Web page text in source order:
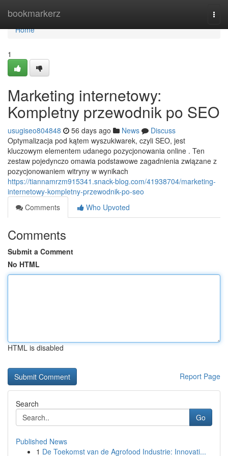
bookmarkerz
Home
Home
1
Marketing internetowy:
Kompletny przewodnik po SEO
usugiseo804848 56 days ago News
Discuss
Optymalizacja pod kątem wyszukiwarek, czyli SEO, jest
kluczowym elementem udanego pozycjonowania online . Ten
zestaw pojedynczo omawia podstawowe zagadnienia związane z
pozycjonowaniem witryny w wynikach
https://tiannamrzm915341.snack-blog.com/41938704/marketing-
internetowy-kompletny-przewodnik-po-seo
Comments
Who Upvoted
Comments
Submit a Comment
No HTML
HTML is disabled
Report Page
Search
Go
Published News
1 De Toekomst van de Agrofood Industrie: Innovati...